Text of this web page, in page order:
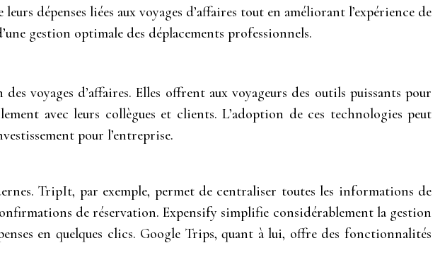
dépenses liées aux voyages d’affaires tout en améliorant l’expérience de
gestion optimale des déplacements professionnels.
voyages d’affaires. Elles offrent aux voyageurs des outils puissants pour
avec leurs collègues et clients. L’adoption de ces technologies peut
pour l’entreprise.
TripIt, par exemple, permet de centraliser toutes les informations de
de réservation. Expensify simplifie considérablement la gestion
en quelques clics. Google Trips, quant à lui, offre des fonctionnalités